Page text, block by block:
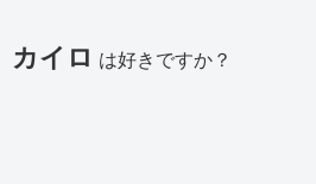
カイロ は好きですか？